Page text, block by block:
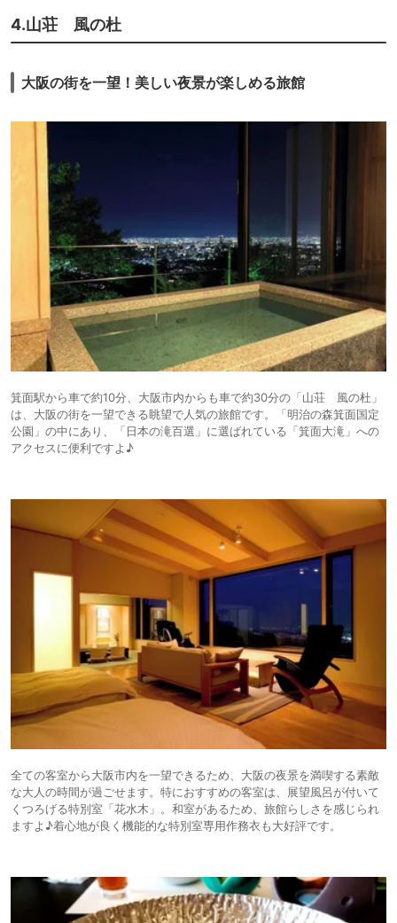
4.山荘 風の杜
大阪の街を一望！美しい夜景が楽しめる旅館
箕面駅から車で約10分、大阪市内からも車で約30分の「山荘 風の杜」
は、大阪の街を一望できる眺望で人気の旅館です。「明治の森箕面国定
公園」の中にあり、「日本の滝百選」に選ばれている「箕面大滝」への
アクセスに便利ですよ♪
全ての客室から大阪市内を一望できるため、大阪の夜景を満喫する素敵
な大人の時間が過ごせます。特におすすめの客室は、展望風呂が付いて
くつろげる特別室「花水木」。和室があるため、旅館らしさを感じられ
ますよ♪着心地が良く機能的な特別室専用作務衣も大好評です。